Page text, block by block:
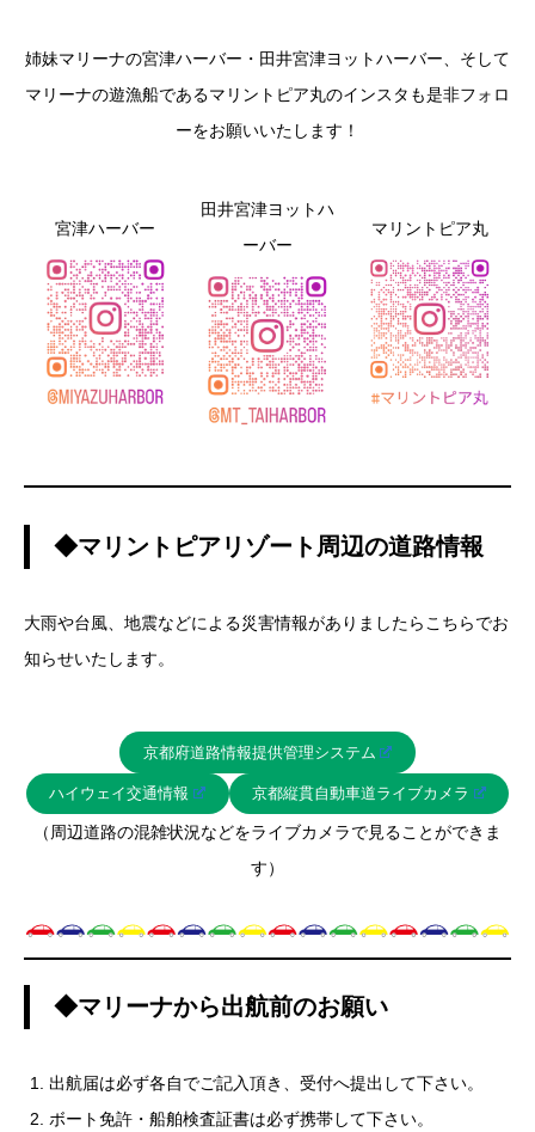
姉妹マリーナの宮津ハーバー・田井宮津ヨットハーバー、そして
マリーナの遊漁船であるマリントピア丸のインスタも是非フォロ
ーをお願いいたします！
宮津ハーバー
田井宮津ヨットハ
ーバー
マリントピア丸
◆マリントピアリゾート周辺の道路情報
大雨や台風、地震などによる災害情報がありましたらこちらでお
知らせいたします。
京都府道路情報提供管理システム
ハイウェイ交通情報 京都縦貫自動車道ライブカメラ
（周辺道路の混雑状況などをライブカメラで見ることができま
す）
◆マリーナから出航前のお願い
出航届は必ず各自でご記入頂き、受付へ提出して下さい。
ボート免許・船舶検査証書は必ず携帯して下さい。